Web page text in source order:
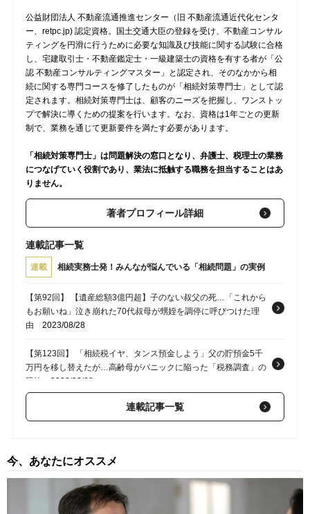
公益財団法人 不動産流通推進センター（旧 不動産流通近代化センタ
ー、retpc.jp) 認定資格。国土交通大臣の登録を受け、不動産コンサル
ティングを円滑に行うために必要な知識及び技能に関する試験に合格
し、宅建取引士・不動産鑑定士・一級建築士の資格を有する者が「公
認 不動産コンサルティングマスター」と認定され、そのなかから相
続に関する専門コースを修了したものが「相続対策専門士」として認
定されます。相続対策専門士は、顧客のニーズを把握し、ワンストッ
プで解決に導くための提案を行います。なお、資格は1年ごとの更新
制で、業務を通じて更新要件を満たす必要があります。
「相続対策専門士」は問題解決の窓口となり、弁護士、税理士の業務
につなげていく役割であり、業法に抵触する職務を担当することはあ
りません。
著者プロフィール詳細
連載記事一覧
連載 相続実務士発！みんなが悩んでいる「相続問題」の実例
【第92回】 【遺産総額3億円超】子のない叔父の死…「これから
もお願いね」泣き崩れた70代叔母が甥姪を調停に呼びつけた理
由 2023/08/28
【第123回】 「相続税イヤ、タンス預金しよう」父の貯預金5千
万円を移し替えたが…高齢母がパニックに陥った「税務調査」の
恐怖
2023/03/08
【第122回】 母の残した「遺言書」…あまりにも偏った内容にき
ょうだい騒然【相続のプロが解説】2021/12/11
れた遺言書の「悲しすぎる中身」【相続のプロが解説】
2021/12/03
【第120回】 遺産分割協議で弟が展開した謎理論「姉貴の介護が
連載記事一覧
今、あなたにオススメ